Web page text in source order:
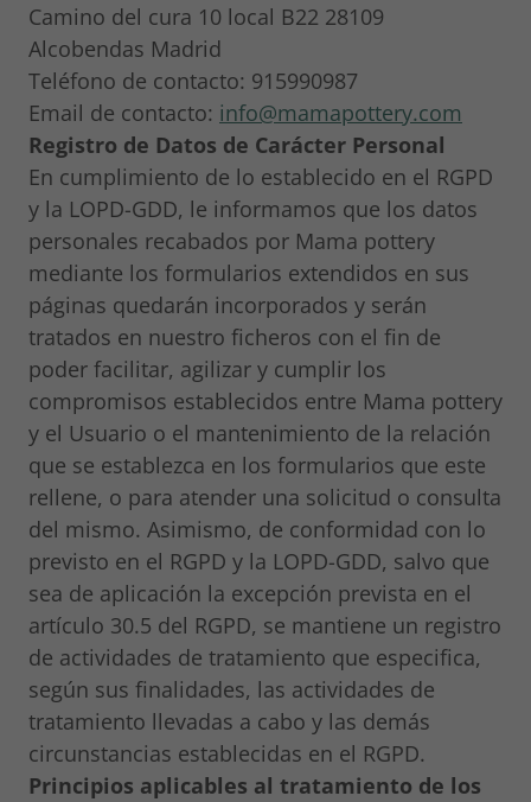
Camino del cura 10 local B22 28109
Alcobendas Madrid
Teléfono de contacto: 915990987
Email de contacto: info@mamapottery.com
Registro de Datos de Carácter Personal
En cumplimiento de lo establecido en el RGPD
y la LOPD-GDD, le informamos que los datos
personales recabados por Mama pottery
mediante los formularios extendidos en sus
páginas quedarán incorporados y serán
tratados en nuestro ficheros con el fin de
poder facilitar, agilizar y cumplir los
compromisos establecidos entre Mama pottery
y el Usuario o el mantenimiento de la relación
que se establezca en los formularios que este
rellene, o para atender una solicitud o consulta
del mismo. Asimismo, de conformidad con lo
previsto en el RGPD y la LOPD-GDD, salvo que
sea de aplicación la excepción prevista en el
artículo 30.5 del RGPD, se mantiene un registro
de actividades de tratamiento que especifica,
según sus finalidades, las actividades de
tratamiento llevadas a cabo y las demás
circunstancias establecidas en el RGPD.
Principios aplicables al tratamiento de los